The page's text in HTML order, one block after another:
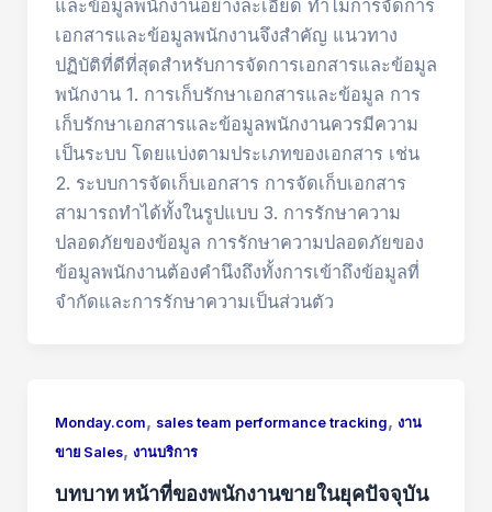
และข้อมูลพนักงานอย่างละเอียด ทำไมการจัดการ
เอกสารและข้อมูลพนักงานจึงสำคัญ แนวทาง
ปฏิบัติที่ดีที่สุดสำหรับการจัดการเอกสารและข้อมูล
พนักงาน 1. การเก็บรักษาเอกสารและข้อมูล การ
เก็บรักษาเอกสารและข้อมูลพนักงานควรมีความ
เป็นระบบ โดยแบ่งตามประเภทของเอกสาร เช่น
2. ระบบการจัดเก็บเอกสาร การจัดเก็บเอกสาร
สามารถทำได้ทั้งในรูปแบบ 3. การรักษาความ
ปลอดภัยของข้อมูล การรักษาความปลอดภัยของ
ข้อมูลพนักงานต้องคำนึงถึงทั้งการเข้าถึงข้อมูลที่
จำกัดและการรักษาความเป็นส่วนตัว
Monday.com, sales team performance tracking, งาน
ขาย Sales, งานบริการ
บทบาท หน้าที่ของพนักงานขายในยุคปัจจุบัน